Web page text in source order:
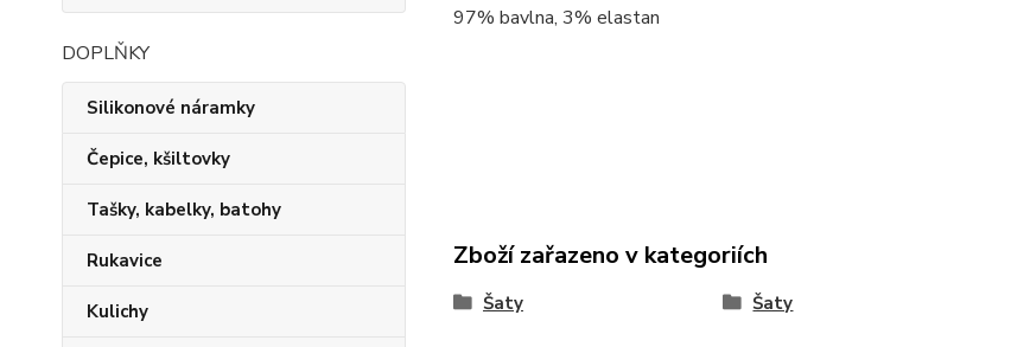
DOPLŇKY
Silikonové náramky
Čepice, kšiltovky
Tašky, kabelky, batohy
Rukavice
Kulichy
97% bavlna, 3% elastan
Zboží zařazeno v kategoriích
Šaty Šaty